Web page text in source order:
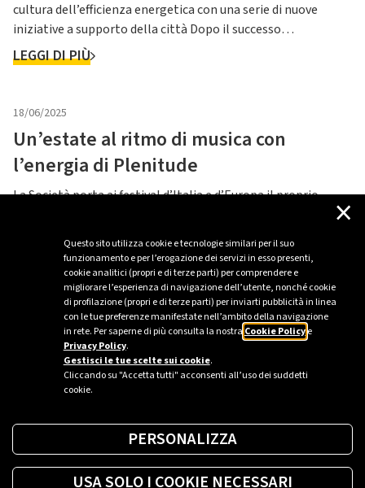
Questo sito utilizza cookie e tecnologie similari per il suo
funzionamento e per l’erogazione dei servizi in esso presenti,
cookie analitici (propri e di terze parti) per comprendere e
migliorare l’esperienza di navigazione dell’utente, nonché cookie
di profilazione (propri e di terze parti) per inviarti pubblicità in linea
con le tue preferenze manifestate nell’ambito della navigazione
in rete. Per saperne di più consulta la nostra Cookie Policye
Privacy Policy.
Gestisci le tue scelte sui cookie.
Cliccando su "Accetta tutti" acconsenti all’uso dei suddetti
cookie.
×
PERSONALIZZA
USA SOLO I COOKIE NECESSARI
cultura dell’efficienza energetica con una serie di nuove
iniziative a supporto della città Dopo il successo
dell’edizione 2024, Plenitude rinnova la collaborazione con
Festivalle diventando Main Partner del festival
LEGGI DI PIÙ
18/06/2025
Un’estate al ritmo di musica con
l’energia di Plenitude
La Società porta ai festival d’Italia e d’Europa il proprio
impegno per la divulgazione della cultura dell’efficienza e del
LEGGI DI PIÙ
1 2